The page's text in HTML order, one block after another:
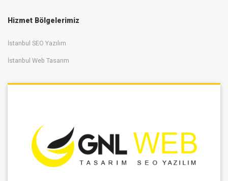
Hizmet Bölgelerimiz
İstanbul SEO Yazılım
İstanbul Web Tasarım